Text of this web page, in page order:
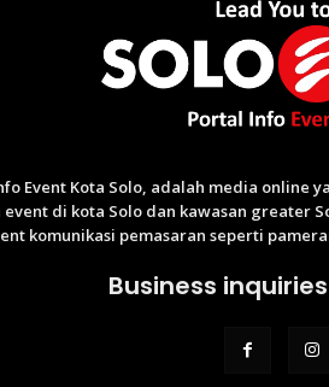
Event Kota Solo, adalah media
di kota Solo dan kawasan greater
komunikasi pemasaran seperti
Business